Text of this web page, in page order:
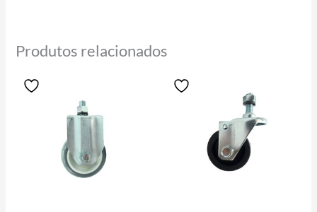
Produtos relacionados
tem
várias
variantes.
As
opções
R$14.00
through
R$70.60
produto
tem
várias
variantes.
As